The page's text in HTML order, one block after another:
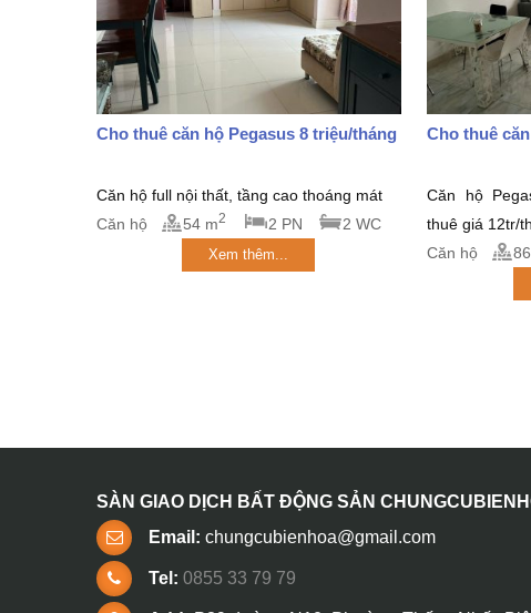
Cho thuê căn hộ Pegasus 8 triệu/tháng
Căn hộ full nội thất, tầng cao thoáng mát
Căn hộ
54 m2 2 PN 2 WC
Xem thêm...
Cho thuê
Căn hộ
thuê giá 12tr/
Căn hộ
SÀN GIAO DỊCH BẤT ĐỘNG SẢN
Email: chungcubienhoa@gmail.com
Tel: 0855 33 79 79